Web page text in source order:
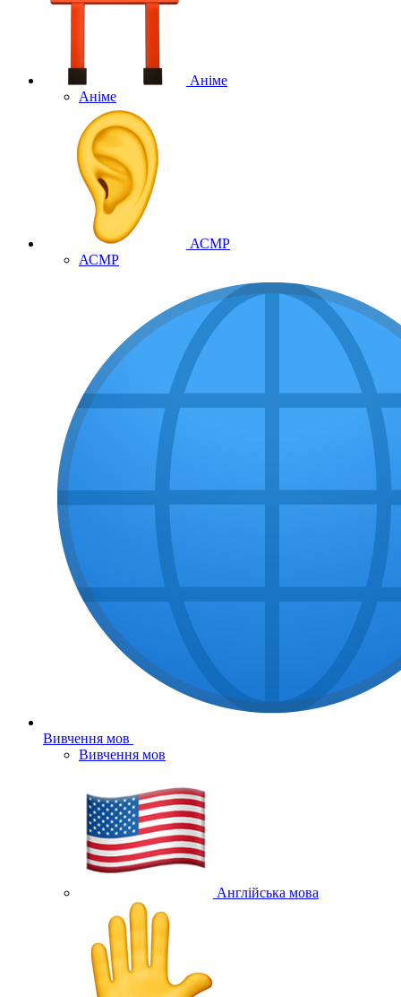
Аніме
Аніме
АСМР
АСМР
Вивчення мов
Вивчення мов
Англійська мова